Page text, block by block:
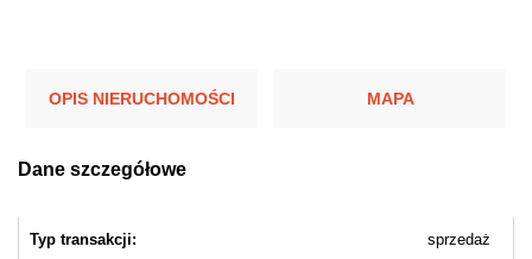
OPIS NIERUCHOMOŚCI MAPA
Dane szczegółowe
Typ transakcji:
sprzedaż